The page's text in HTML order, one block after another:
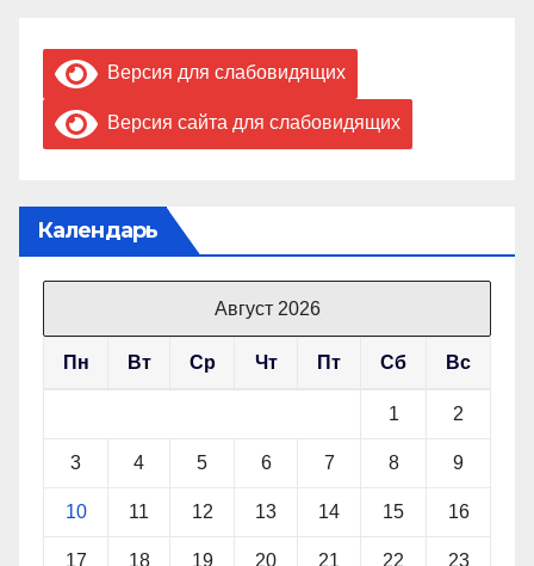
Версия для слабовидящих
Версия сайта для слабовидящих
Календарь
Август 2026
Пн Вт Ср Чт Пт Сб Вс
1 2
3 4 5 6 7 8 9
10 11 12 13 14 15 16
17 18 19 20 21 22 23